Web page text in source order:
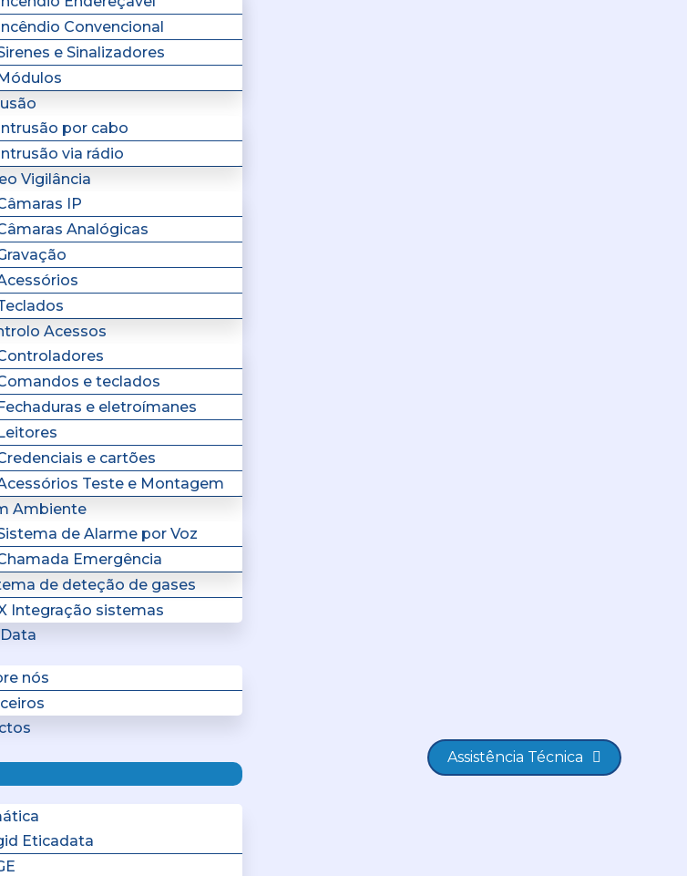
Convencional
e Sinalizadores
por cabo
via rádio
Vigilância
IP
Analógicas
Acessos
e teclados
e eletroímanes
e cartões
Teste e Montagem
Ambiente
de Alarme por Voz
Emergência
de deteção de gases
Integração sistemas
nós
Eticadata
Assistência Técnica